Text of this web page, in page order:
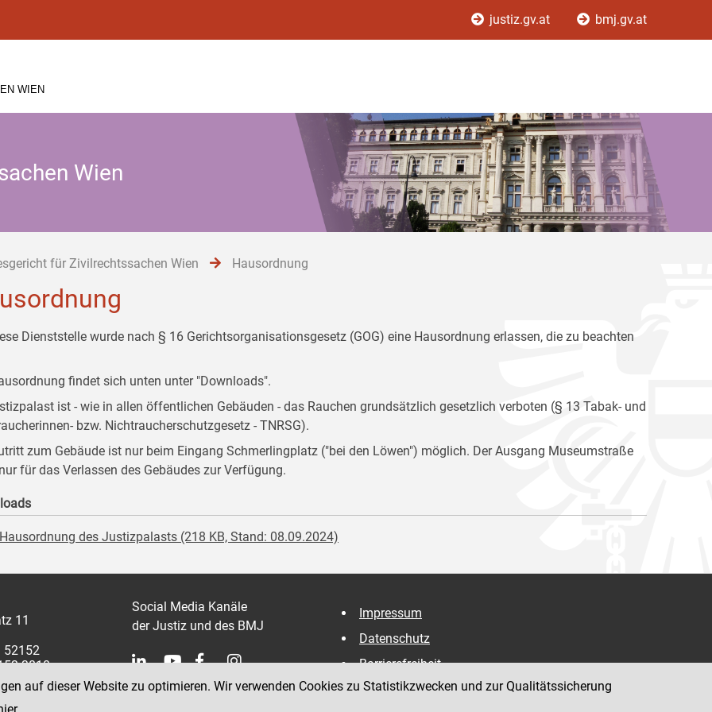
justiz.gv.at bmj.gv.at
WIEN
Wien
für Zivilrechtssachen Wien Hausordnung
Dienststelle wurde nach § 16 Gerichtsorganisationsgesetz (GOG) eine Hausordnung erlassen, die zu beachten
findet sich unten unter "Downloads".
ist - wie in allen öffentlichen Gebäuden - das Rauchen grundsätzlich gesetzlich verboten (§ 13 Tabak- und
bzw. Nichtraucherschutzgesetz - TNRSG).
zum Gebäude ist nur beim Eingang Schmerlingplatz ("bei den Löwen") möglich. Der Ausgang Museumstraße
für das Verlassen des Gebäudes zur Verfügung.
Hausordnung des Justizpalasts (218 KB, Stand: 08.09.2024)
11
52152
3810
Social Media Kanäle
der Justiz und des BMJ
Impressum
Datenschutz
Barrierefreiheit
Hinweisgeber:innenplattform (für Mitarbeiter:innen)
auf dieser Website zu optimieren. Wir verwenden Cookies zu Statistikzwecken und zur Qualitätssicherung